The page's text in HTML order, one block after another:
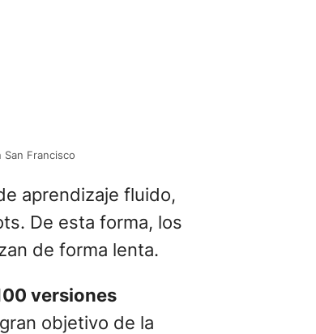
Francisco
aprendizaje fluido,
De esta forma, los
de forma lenta.
versiones
objetivo de la